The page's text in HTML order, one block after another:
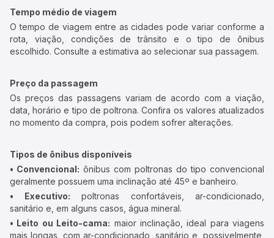
Tempo médio de viagem
O tempo de viagem entre as cidades pode variar conforme a
rota, viação, condições de trânsito e o tipo de ônibus
escolhido. Consulte a estimativa ao selecionar sua passagem.
Preço da passagem
Os preços das passagens variam de acordo com a viação,
data, horário e tipo de poltrona. Confira os valores atualizados
no momento da compra, pois podem sofrer alterações.
Tipos de ônibus disponíveis
• Convencional: ônibus com poltronas do tipo convencional
geralmente possuem uma inclinação até 45º e banheiro.
• Executivo: poltronas confortáveis, ar-condicionado,
sanitário e, em alguns casos, água mineral.
• Leito ou Leito-cama: maior inclinação, ideal para viagens
mais longas, com ar-condicionado, sanitário e, possivelmente,